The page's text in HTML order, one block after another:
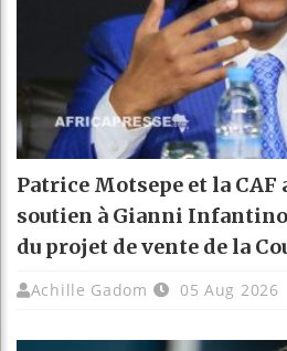
Patrice Motsepe et la
soutien à Gianni Infantino
du projet de vente de la
Achille Gadom 05 Aug 2026